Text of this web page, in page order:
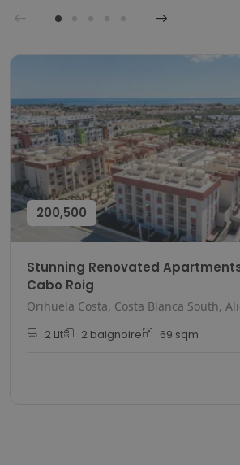
200,500
Stunning Renovated
Cabo Roig
Orihuela Costa, Costa Blanca South,
2 Lit 2 baignoire 69 sqm